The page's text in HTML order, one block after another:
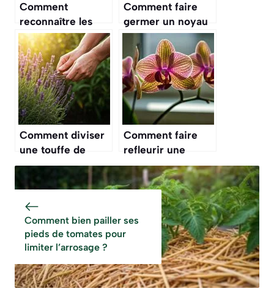
Comment
reconnaître les
premiers signes
d’une invasion de
pyrale du buis ?
Comment faire
germer un noyau
d’avocat : la
méthode qui
fonctionne
Comment diviser
une touffe de
lavande pour la
rajeunir ?
Comment faire
refleurir une
orchidée qui ne
fait que des
feuilles ?
Comment bien pailler ses
pieds de tomates pour
limiter l’arrosage ?